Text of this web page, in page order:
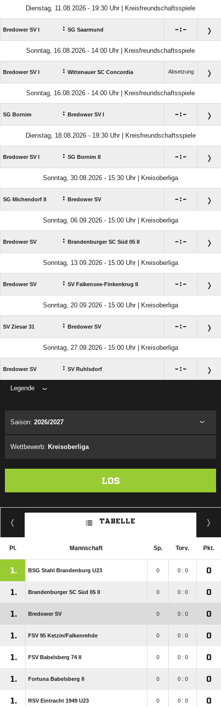
Dienstag, 11.08.2026 - 19:30 Uhr | Kreisfreundschaftsspiele
Bredower SV I : SG Saarmund :
Sonntag, 16.08.2026 - 14:00 Uhr | Kreisfreundschaftsspiele
Bredower SV I : Wittenauer SC Concordia Absetzung
Sonntag, 16.08.2026 - 14:00 Uhr | Kreisfreundschaftsspiele
SG Bornim : Bredower SV I :
Dienstag, 18.08.2026 - 19:30 Uhr | Kreisfreundschaftsspiele
Bredower SV I : SG Bornim II :
Sonntag, 30.08.2026 - 15:30 Uhr | Kreisoberliga
SG Michendorf II : Bredower SV :
Sonntag, 06.09.2026 - 15:00 Uhr | Kreisoberliga
Bredower SV : Brandenburger SC Süd 05 II :
Sonntag, 13.09.2026 - 15:00 Uhr | Kreisoberliga
Bredower SV : SV Falkensee-Finkenkrug II :
Sonntag, 20.09.2026 - 15:00 Uhr | Kreisoberliga
SV Ziesar 31 : Bredower SV :
Sonntag, 27.09.2026 - 15:00 Uhr | Kreisoberliga
Bredower SV : SV Ruhlsdorf :
Legende
Saison: 2026/2027
Wettbewerb: Kreisoberliga
LOS
TABELLE
Pl. Mannschaft Sp. Torv. Pkt.
1. BSG Stahl Brandenburg U23 0 0 : 0 0
1. Brandenburger SC Süd 05 II 0 0 : 0 0
1. Bredower SV 0 0 : 0 0
1. FSV 95 Ketzin/​Falkenrehde 0 0 : 0 0
1. FSV Babelsberg 74 II 0 0 : 0 0
1. Fortuna Babelsberg II 0 0 : 0 0
1. RSV Eintracht 1949 U23 0 0 : 0 0